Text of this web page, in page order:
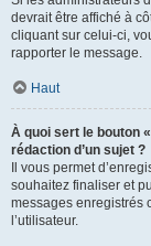
devrait être affiché à
cliquant sur celui-ci,
rapporter le message.
Haut
À quoi sert le bouton
rédaction d’un sujet ?
Il vous permet
souhaitez finaliser et
messages enregistrés
l’utilisateur.